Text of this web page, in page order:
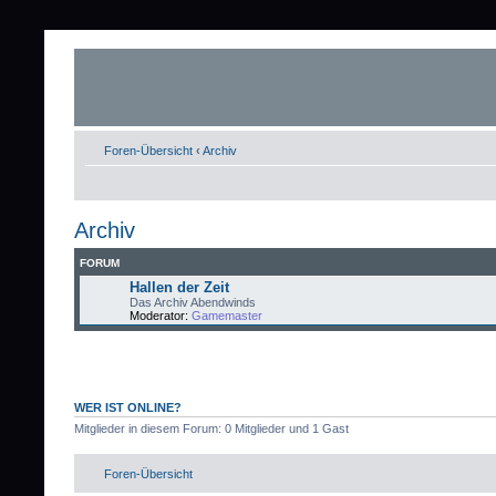
Foren-Übersicht ‹ Archiv
Archiv
FORUM
Hallen der Zeit
Das Archiv Abendwinds
Moderator: Gamemaster
WER IST ONLINE?
Mitglieder in diesem Forum: 0 Mitglieder und 1 Gast
Foren-Übersicht